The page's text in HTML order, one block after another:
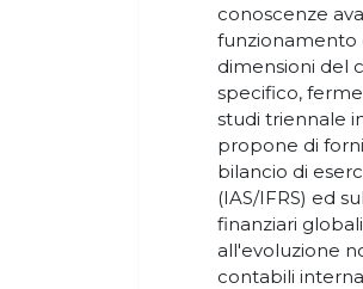
conoscenze
funzionamento
dimensioni del
specifico,
studi triennale
propone di
bilancio di
(IAS/IFRS) ed
finanziari
all'evoluzione
contabili